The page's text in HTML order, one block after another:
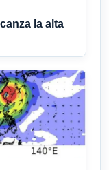
la alta